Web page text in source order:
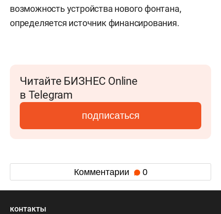
возможность устройства нового фонтана,
определяется источник финансирования.
Читайте БИЗНЕС Online
в Telegram
подписаться
Комментарии 0
контакты